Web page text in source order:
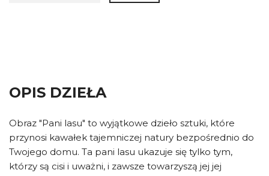
OPIS DZIEŁA
Obraz "Pani lasu" to wyjątkowe dzieło sztuki, które
przynosi kawałek tajemniczej natury bezpośrednio do
Twojego domu. Ta pani lasu ukazuje się tylko tym,
którzy są cisi i uważni, i zawsze towarzyszą jej jej